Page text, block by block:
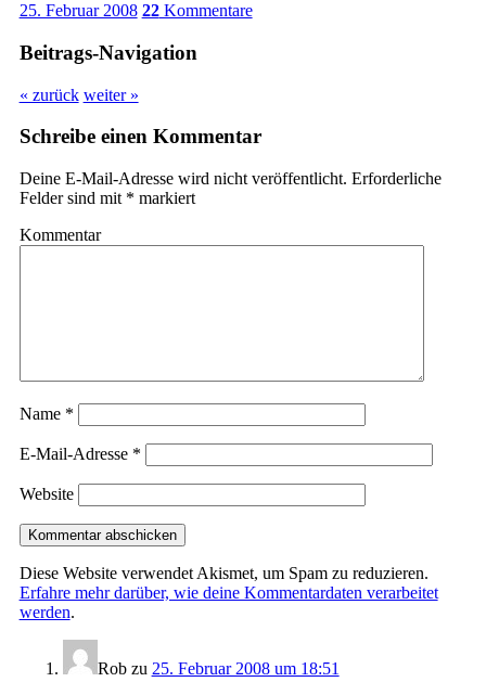
25. Februar 2008 22Kommentare
Beitrags-Navigation
« zurück weiter »
Schreibe einen Kommentar
Deine E-Mail-Adresse wird nicht veröffentlicht. Erforderliche
Felder sind mit * markiert
Kommentar
Name *
E-Mail-Adresse *
Website
Diese Website verwendet Akismet, um Spam zu reduzieren.
Erfahre mehr darüber, wie deine Kommentardaten verarbeitet
werden.
Robzu 25. Februar 2008 um 18:51